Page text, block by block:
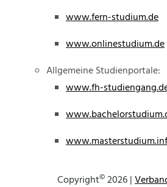
www.fern-studium.de
www.onlinestudium.de
Allgemeine Studienportale:
www.fh-
Copyright© 2026 |